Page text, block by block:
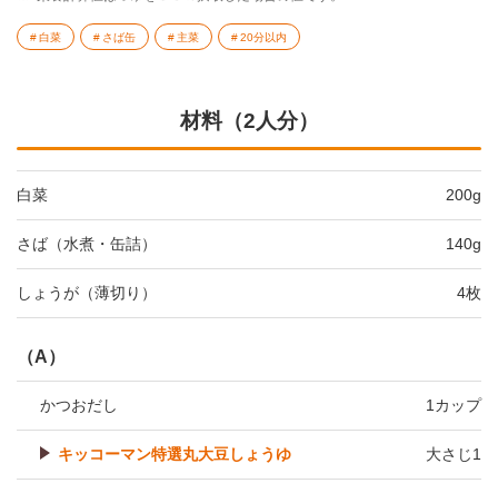
白菜 さば缶 主菜 20分以内
材料（2人分）
白菜 200g
さば（水煮・缶詰） 140g
しょうが（薄切り） 4枚
（A）
かつおだし 1カップ
キッコーマン特選丸大豆しょうゆ 大さじ1